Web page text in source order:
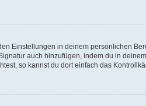
Einstellungen in deinem persönlichen
auch hinzufügen, indem du in
so kannst du dort einfach das